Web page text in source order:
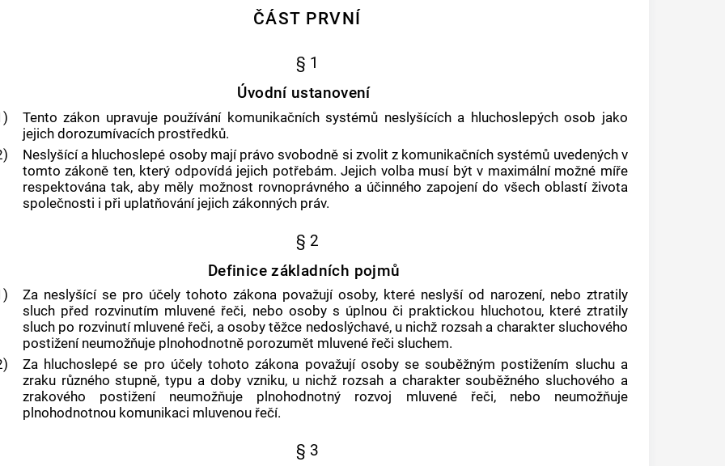
ČÁST PRVNÍ
§ 1
Úvodní ustanovení
Tento zákon upravuje používání komunikačních systémů neslyšících a hluchoslepých osob jako
jejich dorozumívacích prostředků.
Neslyšící a hluchoslepé osoby mají právo svobodně si zvolit z komunikačních systémů uvedených v
tomto zákoně ten, který odpovídá jejich potřebám. Jejich volba musí být v maximální možné míře
respektována tak, aby měly možnost rovnoprávného a účinného zapojení do všech oblastí života
společnosti i při uplatňování jejich zákonných práv.
§ 2
Definice základních pojmů
Za neslyšící se pro účely tohoto zákona považují osoby, které neslyší od narození, nebo ztratily
sluch před rozvinutím mluvené řeči, nebo osoby s úplnou či praktickou hluchotou, které ztratily
sluch po rozvinutí mluvené řeči, a osoby těžce nedoslýchavé, u nichž rozsah a charakter sluchového
postižení neumožňuje plnohodnotně porozumět mluvené řeči sluchem.
Za hluchoslepé se pro účely tohoto zákona považují osoby se souběžným postižením sluchu a
zraku různého stupně, typu a doby vzniku, u nichž rozsah a charakter souběžného sluchového a
zrakového postižení neumožňuje plnohodnotný rozvoj mluvené řeči, nebo neumožňuje
plnohodnotnou komunikaci mluvenou řečí.
§ 3